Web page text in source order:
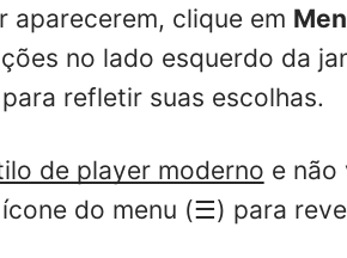
aparecerem, clique em
no lado esquerdo da
refletir suas escolhas.
de player moderno e não
do menu (☰) para